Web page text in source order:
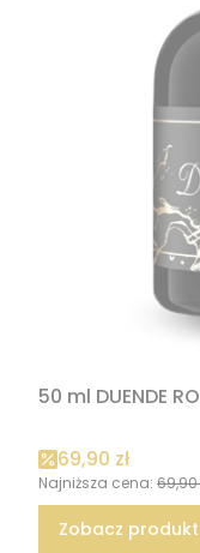
50 ml DUENDE
Cena
69,90 zł
Najniższa cena: 69,90
Zobacz produkt